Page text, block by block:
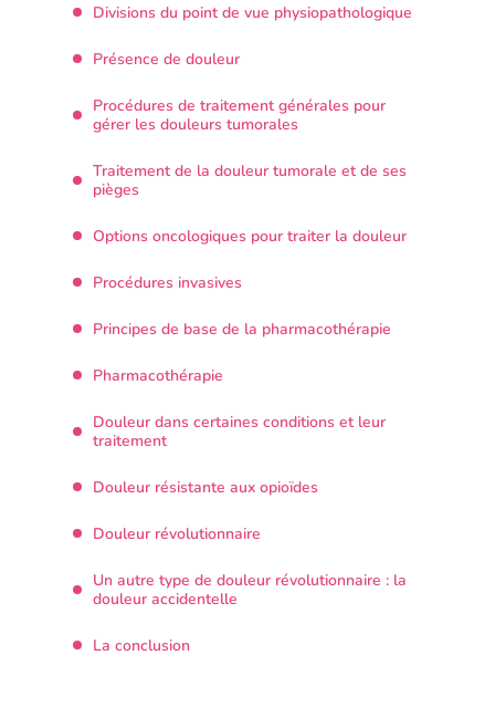
Divisions du point de vue physiopathologique
Présence de douleur
Procédures de traitement générales pour
gérer les douleurs tumorales
Traitement de la douleur tumorale et de ses
pièges
Options oncologiques pour traiter la douleur
Procédures invasives
Principes de base de la pharmacothérapie
Pharmacothérapie
Douleur dans certaines conditions et leur
traitement
Douleur résistante aux opioïdes
Douleur révolutionnaire
Un autre type de douleur révolutionnaire : la
douleur accidentelle
La conclusion